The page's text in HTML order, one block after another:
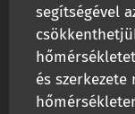
segítségével
és szerkezete